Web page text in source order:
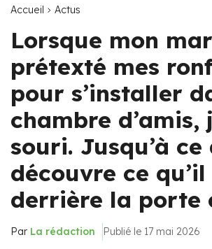
Accueil Actus
Lorsque mon
prétexté mes
pour s’installer
chambre d’amis,
souri. Jusqu’à ce
découvre ce
derrière la porte
Par La rédaction Publié le 17 mai 2026